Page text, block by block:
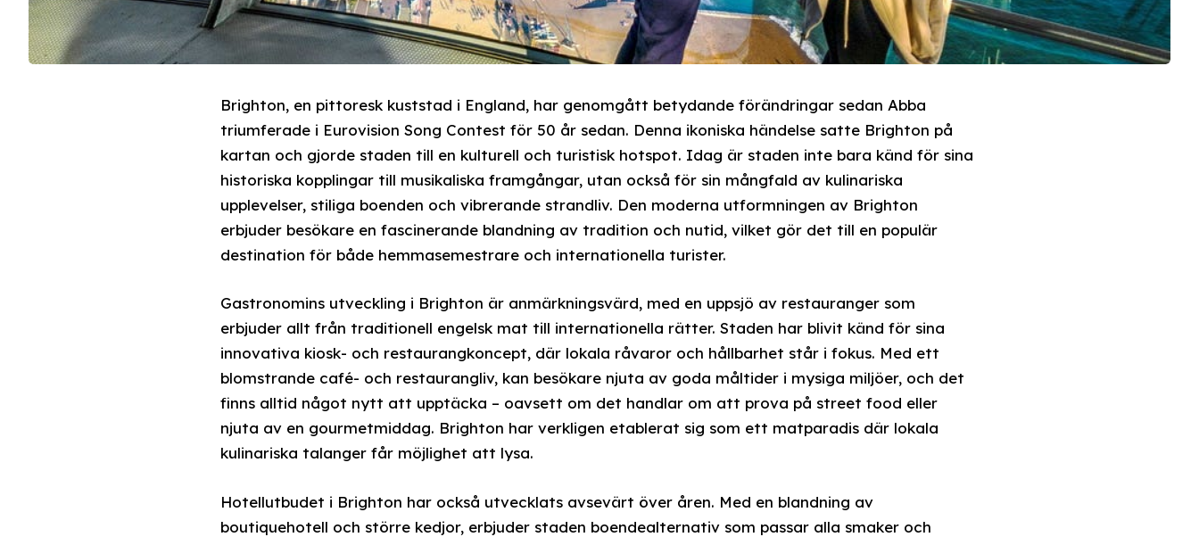
Brighton, en pittoresk kuststad i England, har genomgått betydande förändringar sedan Abba
triumferade i Eurovision Song Contest för 50 år sedan. Denna ikoniska händelse satte Brighton på
kartan och gjorde staden till en kulturell och turistisk hotspot. Idag är staden inte bara känd för sina
historiska kopplingar till musikaliska framgångar, utan också för sin mångfald av kulinariska
upplevelser, stiliga boenden och vibrerande strandliv. Den moderna utformningen av Brighton
erbjuder besökare en fascinerande blandning av tradition och nutid, vilket gör det till en populär
destination för både hemmasemestrare och internationella turister.
Gastronomins utveckling i Brighton är anmärkningsvärd, med en uppsjö av restauranger som
erbjuder allt från traditionell engelsk mat till internationella rätter. Staden har blivit känd för sina
innovativa kiosk- och restaurangkoncept, där lokala råvaror och hållbarhet står i fokus. Med ett
blomstrande café- och restaurangliv, kan besökare njuta av goda måltider i mysiga miljöer, och det
finns alltid något nytt att upptäcka – oavsett om det handlar om att prova på street food eller
njuta av en gourmetmiddag. Brighton har verkligen etablerat sig som ett matparadis där lokala
kulinariska talanger får möjlighet att lysa.
Hotellutbudet i Brighton har också utvecklats avsevärt över åren. Med en blandning av
boutiquehotell och större kedjor, erbjuder staden boendealternativ som passar alla smaker och